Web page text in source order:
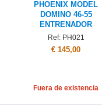
PHOENIX MODEL
DOMINO 46-55
ENTRENADOR
Ref: PH021
€ 145,00
Fuera de existencia